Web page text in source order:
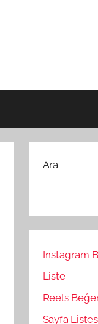
Ara
Instagram
Liste
Reels
Sayfa